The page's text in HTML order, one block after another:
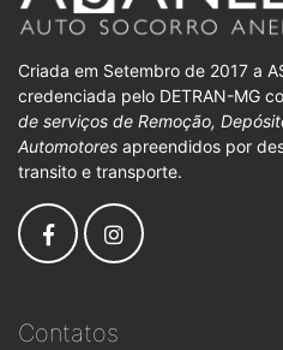
Criada em Setembro de 2017 a
credenciada pelo DETRAN-MG
de serviços de Remoção,
Automotores apreendidos por
transito e transporte.
Contatos